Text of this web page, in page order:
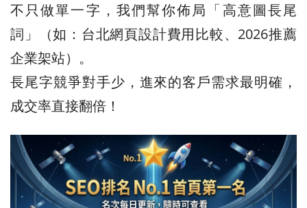
不只做單一字，我們幫你佈局「高意圖長尾
詞」（如：台北網頁設計費用比較、2026推薦
企業架站）。
長尾字競爭對手少，進來的客戶需求最明確，
成交率直接翻倍！